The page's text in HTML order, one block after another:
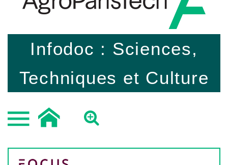
Infodoc : Sciences,
Techniques et Culture